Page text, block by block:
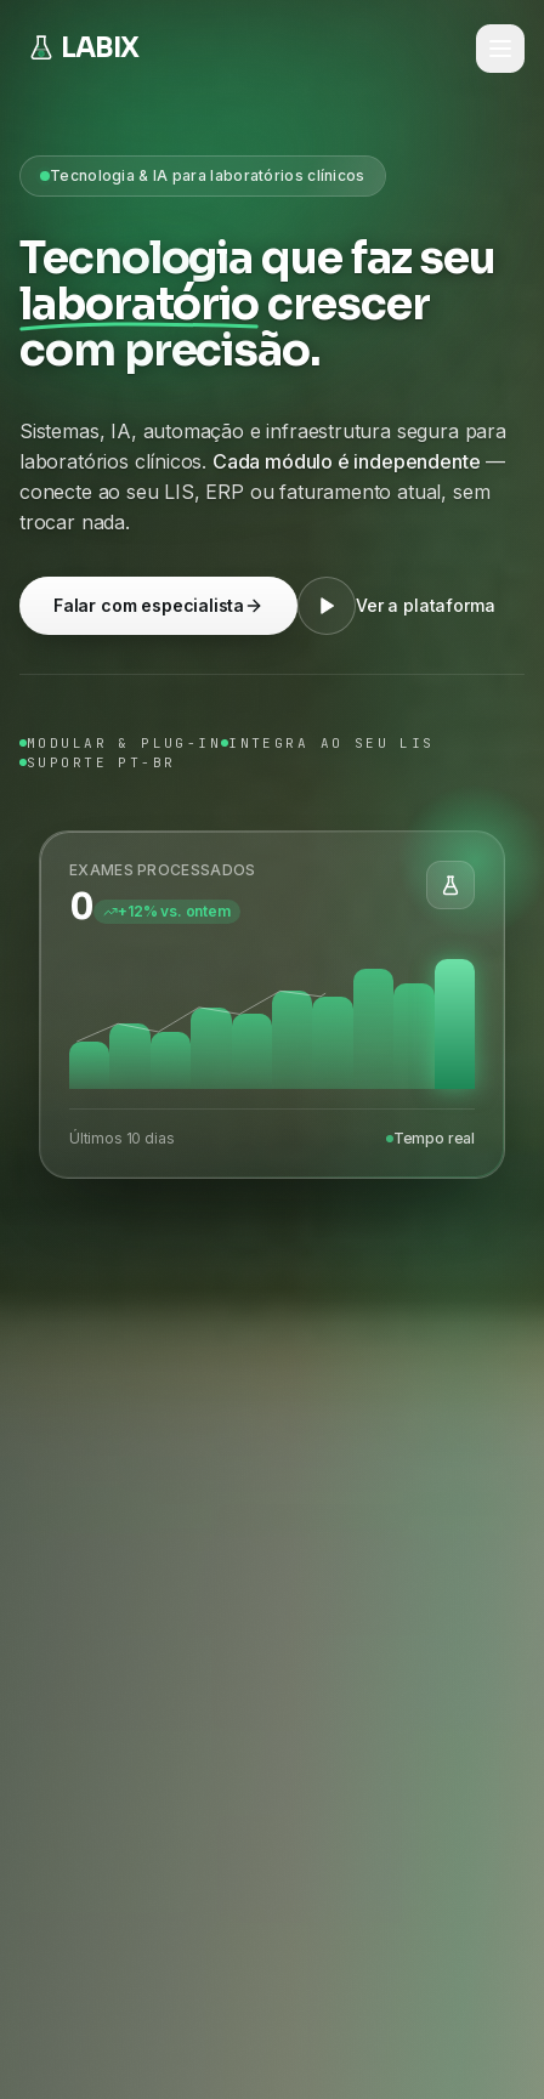
LABIX
Tecnologia & IA para laboratórios clínicos
Tecnologia que faz seu
laboratóriocrescer
com precisão.
Sistemas, IA, automação e infraestrutura segura para
laboratórios clínicos. Cada módulo é independente —
conecte ao seu LIS, ERP ou faturamento atual, sem
trocar nada.
Falar com especialista Ver a plataforma
MODULAR & PLUG-IN INTEGRA AO SEU LIS
SUPORTE PT-BR
EXAMES PROCESSADOS
0 +12% vs. ontem
Últimos 10 dias Tempo real